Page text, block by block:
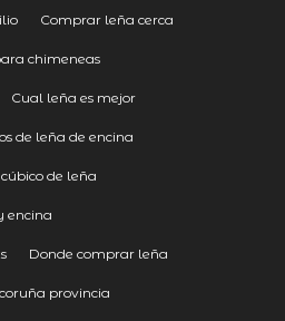
Comprar leña cerca
chimeneas
Cual leña es mejor
de leña de encina
de leña
encina
Donde comprar leña
provincia